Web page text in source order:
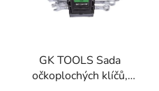
GK TOOLS Sada
očkoplochých klíčů,